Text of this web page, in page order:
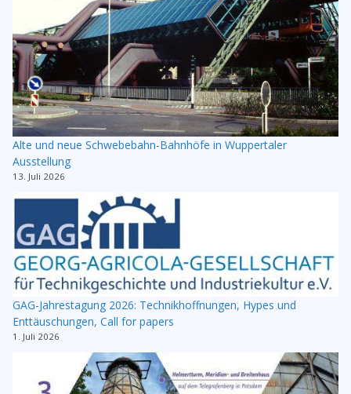
Alte und neue Schwebebahn-Bahnhöfe in Wuppertaler
Ausstellung
13. Juli 2026
GAG-Jahrestagung 2026: Technikhoffnungen, Hypes und
Enttäuschungen, Call for papers
1. Juli 2026